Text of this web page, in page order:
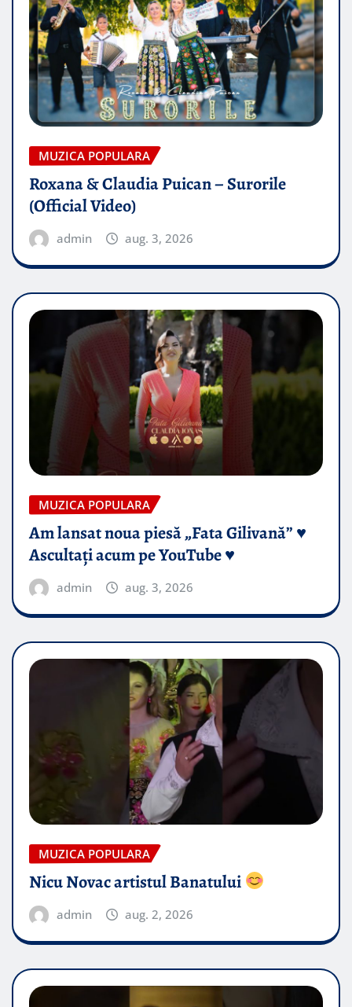
MUZICA POPULARA
Roxana & Claudia Puican – Surorile
(Official Video)
admin aug. 3, 2026
MUZICA POPULARA
Am lansat noua piesă „Fata Gilivană” ♥️
Ascultați acum pe YouTube ♥️
admin aug. 3, 2026
MUZICA POPULARA
Nicu Novac artistul Banatului
admin aug. 2, 2026